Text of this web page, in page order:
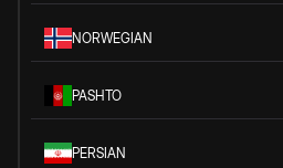
NORWEGIAN
PASHTO
PERSIAN